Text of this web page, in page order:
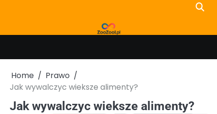
Home
Prawo
Jak wywalczyc wieksze alimenty?
Jak wywalczyc wieksze alimenty?